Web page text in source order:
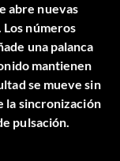
abre nuevas
números
una palanca
mantienen
se mueve sin
la sincronización
pulsación.